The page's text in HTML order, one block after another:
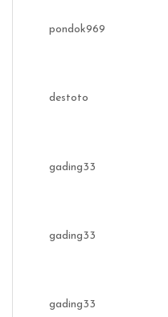
pondok969
destoto
gading33
gading33
gading33